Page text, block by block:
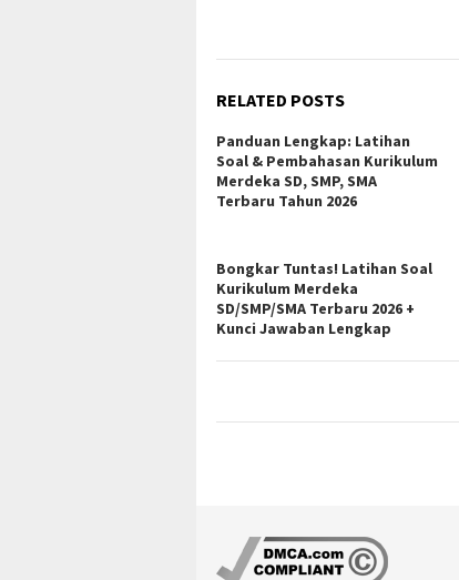
RELATED POSTS
Panduan Lengkap: Latihan
Soal & Pembahasan Kurikulum
Merdeka SD, SMP, SMA
Terbaru Tahun 2026
Bongkar Tuntas! Latihan Soal
Kurikulum Merdeka
SD/SMP/SMA Terbaru 2026 +
Kunci Jawaban Lengkap